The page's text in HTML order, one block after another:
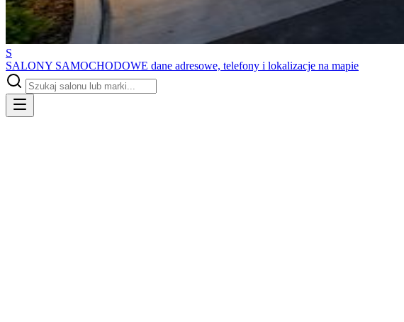
S
SALONY SAMOCHODOWE dane adresowe, telefony i lokalizacje na mapie